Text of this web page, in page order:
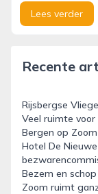
Lees verder
Recente
Rijsbergse
Veel ruimte
Bergen op
Hotel De
Bezem en
Zoom ruimt